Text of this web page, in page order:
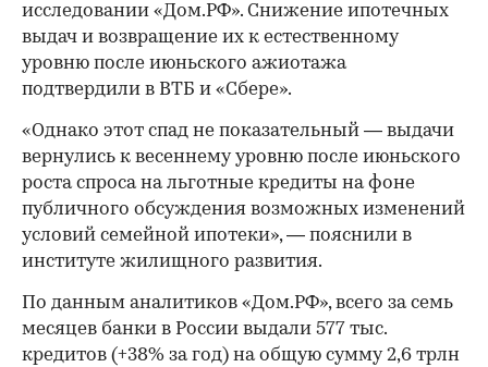
исследовании «Дом.РФ». Снижение ипотечных
выдач и возвращение их к естественному
уровню после июньского ажиотажа
подтвердили в ВТБ и «Сбере».
«Однако этот спад не показательный — выдачи
вернулись к весеннему уровню после июньского
роста спроса на льготные кредиты на фоне
публичного обсуждения возможных изменений
условий семейной ипотеки», — пояснили в
институте жилищного развития.
По данным аналитиков «Дом.РФ», всего за семь
месяцев банки в России выдали 577 тыс.
кредитов (+38% за год) на общую сумму 2,6 трлн